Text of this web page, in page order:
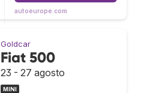
autoeurope.com
Goldcar
Fiat 500
23 - 27 agosto
MINI